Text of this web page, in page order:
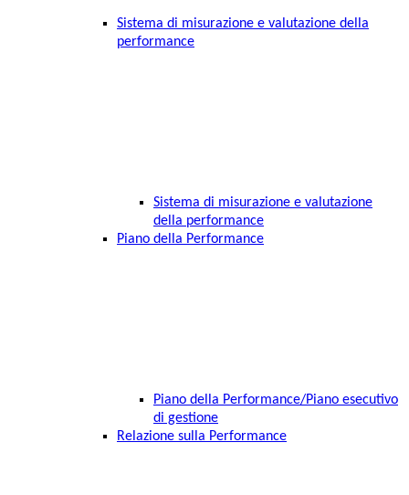
Sistema di misurazione e valutazione della
performance
Sistema di misurazione e valutazione
della performance
Piano della Performance
Piano della Performance/Piano esecutivo
di gestione
Relazione sulla Performance